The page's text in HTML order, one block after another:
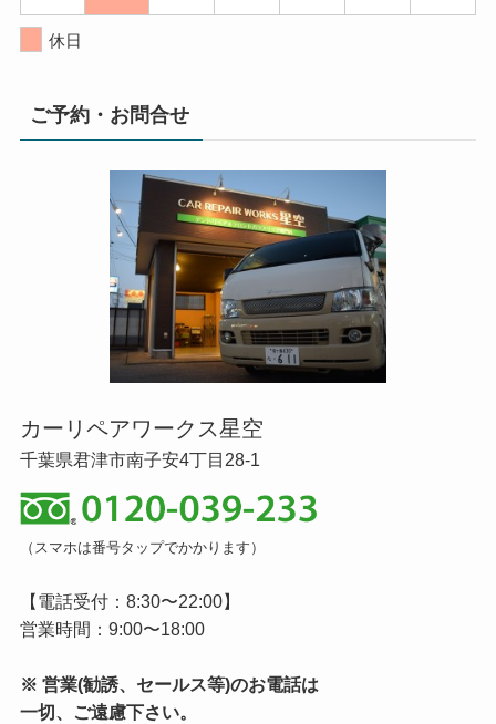
休日
ご予約・お問合せ
カーリペアワークス星空
千葉県君津市南子安4丁目28-1
（スマホは番号タップでかかります）
【電話受付：8:30〜22:00】
営業時間：9:00〜18:00
※ 営業(勧誘、セールス等)のお電話は
一切、ご遠慮下さい。